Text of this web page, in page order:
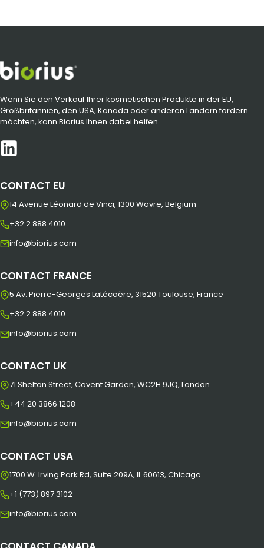
Wenn Sie den Verkauf Ihrer kosmetischen Produkte in der EU,
Großbritannien, den USA, Kanada oder anderen Ländern fördern
möchten, kann Biorius Ihnen dabei helfen.
CONTACT EU
14 Avenue Léonard de Vinci, 1300 Wavre, Belgium
+32 2 888 4010
info@biorius.com
CONTACT FRANCE
5 Av. Pierre-Georges Latécoère, 31520 Toulouse, France
+32 2 888 4010
info@biorius.com
CONTACT UK
71 Shelton Street, Covent Garden, WC2H 9JQ, London
+44 20 3866 1208
info@biorius.com
CONTACT USA
1700 W. Irving Park Rd, Suite 209A, IL 60613, Chicago
+1 (773) 897 3102
info@biorius.com